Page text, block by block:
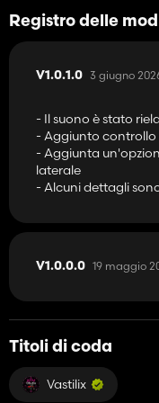
Registro delle
V1.0.1.0 3 giugno
- Il suono è stato
- Aggiunto
- Aggiunta
laterale
- Alcuni dettagli
V1.0.0.0 19 maggio
Titoli di coda
Vastilix